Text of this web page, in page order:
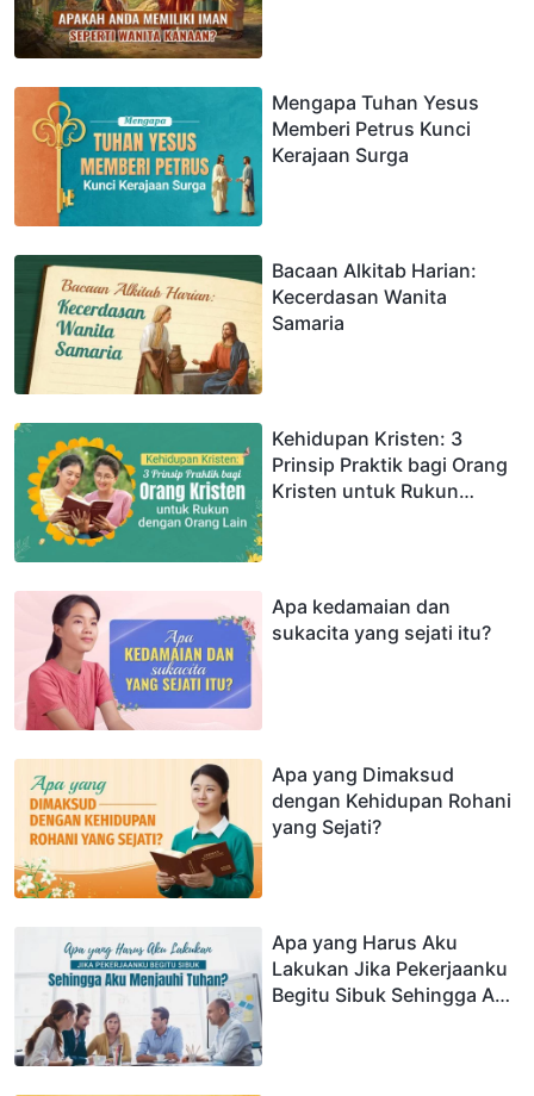
Mengapa Tuhan Yesus
Memberi Petrus Kunci
Kerajaan Surga
Bacaan Alkitab Harian:
Kecerdasan Wanita
Samaria
Kehidupan Kristen: 3
Prinsip Praktik bagi Orang
Kristen untuk Rukun
Apa kedamaian dan
sukacita yang sejati itu?
Apa yang Dimaksud
dengan Kehidupan Rohani
yang Sejati?
Apa yang Harus Aku
Lakukan Jika Pekerjaanku
Begitu Sibuk Sehingga Aku